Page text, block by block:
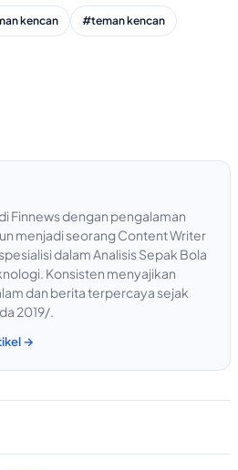
kencan #teman kencan
Finnews dengan pengalaman
menjadi seorang Content Writer
dalam Analisis Sepak Bola
Konsisten menyajikan
dan berita terpercaya sejak
2019/.
→